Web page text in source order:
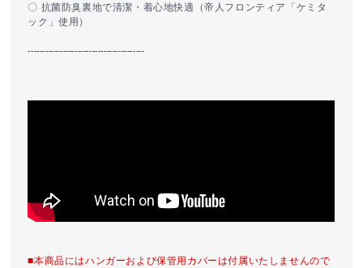
〇 抗菌防臭裏地で清潔・着心地快適（帝人フロンティア「ケミタ
ック」使用）
----------------------------------------
■本商品にはハンガーおよび保管用カバーは付属いたしませんので